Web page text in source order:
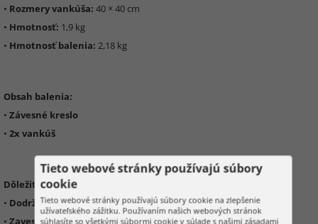
• Rozmery vankúša: 40 × 40 cm
• Hmotnosť: 1,9 kg
• Hmotnosť balenia: 2,18 kg
Obsah balenia:
• Závesné kreslo
• 2x vankúš
Dôležité informácie:
• Dodržujte maximálnu nosnosť 120 kg
• Zavesujte vo výške 30–50 cm nad zemou
Tieto webové stránky používajú súbory
cookie
Tieto webové stránky používajú súbory cookie na zlepšenie
užívateľského zážitku. Používaním našich webových stránok
súhlasíte so všetkými súbormi cookie v súlade s našimi zásadami